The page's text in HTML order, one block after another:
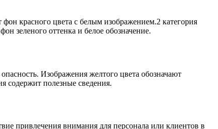
красного цвета с белым изображением.2 категория
зеленого оттенка и белое обозначение.
Изображения желтого цвета обозначают
содержит полезные сведения.
привлечения внимания для персонала или клиентов в